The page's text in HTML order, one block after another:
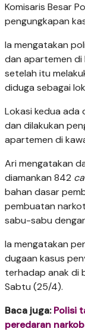
Komisaris Besar
pengungkapan
Ia mengatakan
dan apartemen di
setelah itu
diduga sebagai
Lokasi kedua ada
dan dilakukan
apartemen di
Ari mengatakan
diamankan 842
bahan dasar
pembuatan
sabu-sabu
Ia mengatakan
dugaan kasus
terhadap anak di
Sabtu (25/4).
Baca juga:Polisi
peredaran